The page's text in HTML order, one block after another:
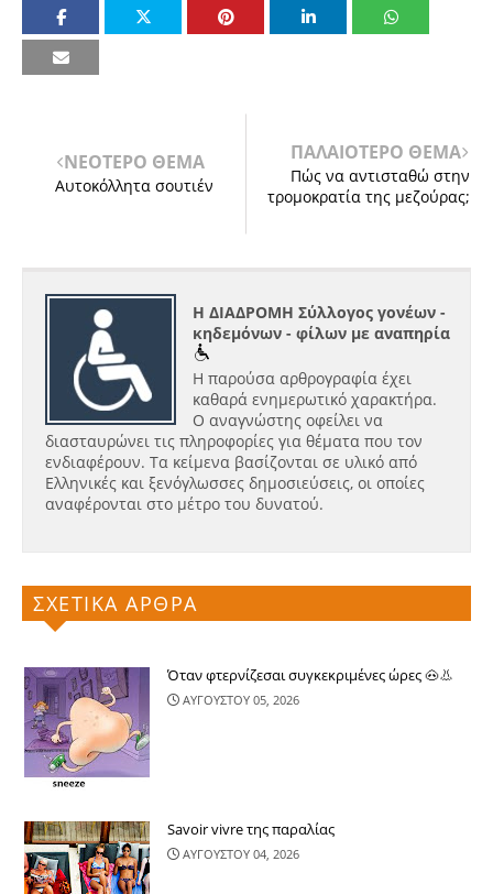
ΝΕΟΤΕΡΟ ΘΕΜΑ
Αυτοκόλλητα σουτιέν
ΠΑΛΑΙΟΤΕΡΟ ΘΕΜΑ
Πώς να αντισταθώ στην
τρομοκρατία της μεζούρας;
Η ΔΙΑΔΡΟΜΗ Σύλλογος γονέων -
κηδεμόνων - φίλων με αναπηρία
Η παρούσα αρθρογραφία έχει
καθαρά ενημερωτικό χαρακτήρα.
Ο αναγνώστης οφείλει να
διασταυρώνει τις πληροφορίες για θέματα που τον
ενδιαφέρουν. Τα κείμενα βασίζονται σε υλικό από
Ελληνικές και ξενόγλωσσες δημοσιεύσεις, οι οποίες
αναφέρονται στο μέτρο του δυνατού.
ΣΧΕΤΙΚΑ ΑΡΘΡΑ
Όταν φτερνίζεσαι συγκεκριμένες ώρες 🐽👃
ΑΥΓΟΥΣΤΟΥ 05, 2026
Savoir vivre της παραλίας
ΑΥΓΟΥΣΤΟΥ 04, 2026